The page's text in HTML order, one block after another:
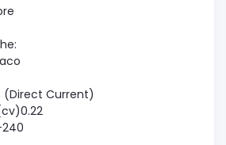
(Direct Current)